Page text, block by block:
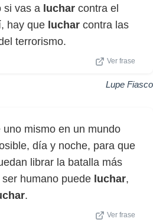
si vas a luchar contra el
hay que luchar contra las
terrorismo.
Ver frase
Lupe Fiasco
mismo en un mundo
día y noche, para que
librar la batalla más
humano puede luchar,
.
Ver frase